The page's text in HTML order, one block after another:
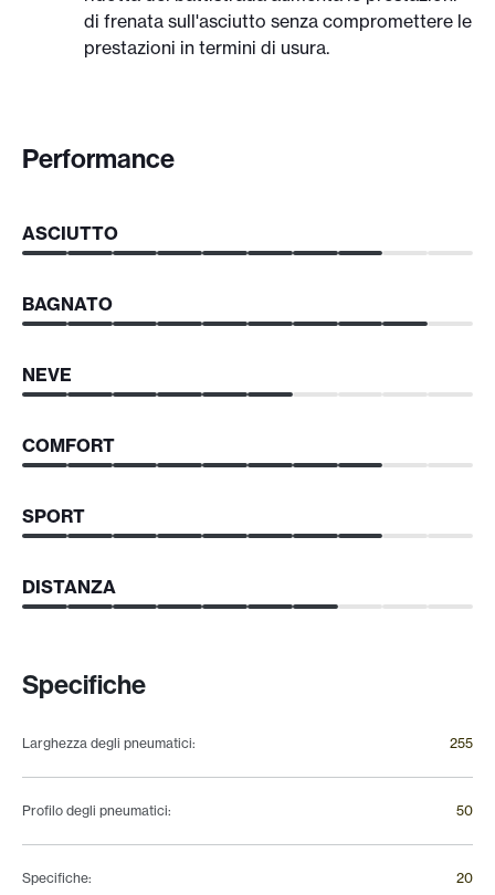
di frenata sull'asciutto senza compromettere le
prestazioni in termini di usura.
Performance
ASCIUTTO
BAGNATO
NEVE
COMFORT
SPORT
DISTANZA
Specifiche
Larghezza degli pneumatici: 255
Profilo degli pneumatici: 50
Specifiche: 20